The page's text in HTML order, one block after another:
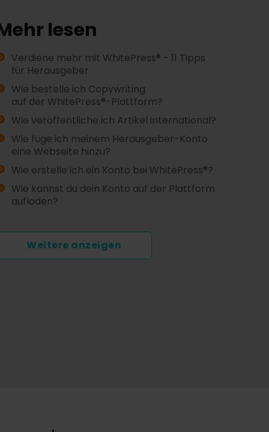
lesen
Verdiene mehr mit WhitePress® - 11 Tipps
für Herausgeber
Wie bestelle ich Copywriting
auf der WhitePress®️-Plattform?
Wie veröffentliche ich Artikel international?
Wie füge ich meinem Herausgeber-Konto
eine Webseite hinzu?
Wie erstelle ich ein Konto bei WhitePress®?
Wie kannst du dein Konto auf der Plattform
aufladen?
Weitere anzeigen